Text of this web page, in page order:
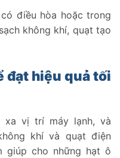
điều hòa hoặc trong
không khí, quạt tạo
đạt hiệu quả tối
xa vị trí máy lạnh, và
khí và quạt điện
giúp cho những hạt ô